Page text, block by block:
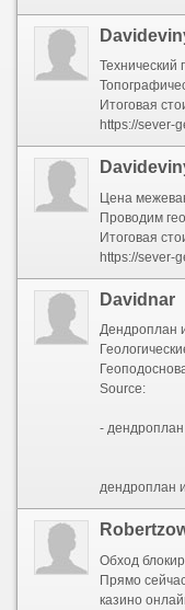
Топографическая съемка
Итоговая стоимость
https://sever-
Проводим геодезические
Итоговая стоимость кадастровых
https://sever-
Davidnar
Геологические изыскания для
Геоподоснова для строительства
Source:
-
дендроплан
Прямо сейчас —
казино